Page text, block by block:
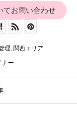
てお問い合わせ
理, 関西エリア
ナー